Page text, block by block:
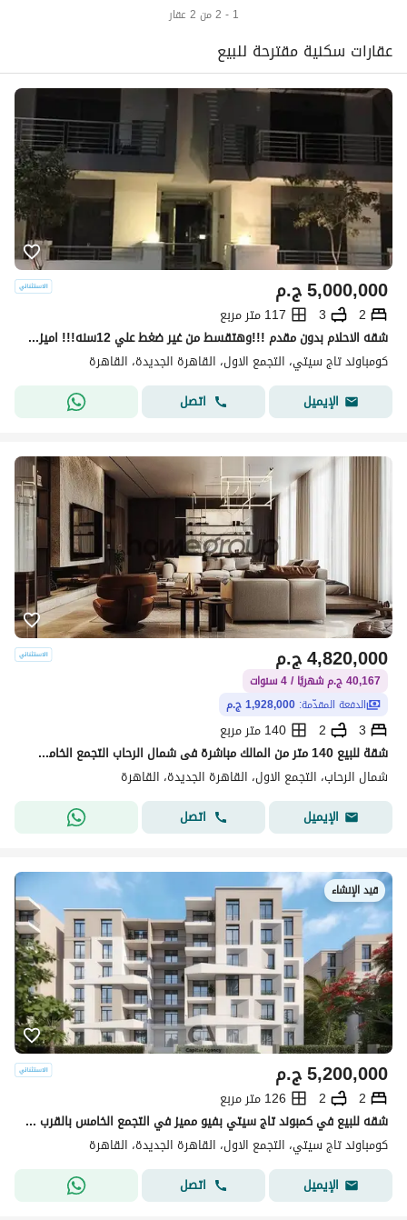
1 - 2 من 2 عقار
عقارات سكنية مقترحة للبيع
ج.م5,000,000
2
3
117 متر مربع
شقه الاحلام بدون مقدم !!!وهتقسط من غير ضغط علي 12سنه!!! اميز شقه في اميز لوكيشن باميز فيو في الكمبوند اوفر مش هيتكرر والسعر لقطه
كومباوند تاج سيتي، التجمع الاول، القاهرة الجديدة، القاهرة
الإيميل
اتصل
ج.م4,820,000
40,167 ج.م شهريًا / 4 سنوات
الدفعة المقدّمة: 1,928,000 ج.م
3
2
140 متر مربع
شقة للبيع 140 متر من المالك مباشرة فى شمال الرحاب التجمع الخامس استلام فورى
شمال الرحاب، التجمع الاول، القاهرة الجديدة، القاهرة
الإيميل
اتصل
قيد الإنشاء
ج.م5,200,000
2
2
126 متر مربع
شقه للبيع في كمبوند تاج سيتي بفيو مميز في التجمع الخامس بالقرب من الجولدن اسكوير والجامعه الامريكيه بخصم كاش 50% | Taj city
كومباوند تاج سيتي، التجمع الاول، القاهرة الجديدة، القاهرة
الإيميل
اتصل